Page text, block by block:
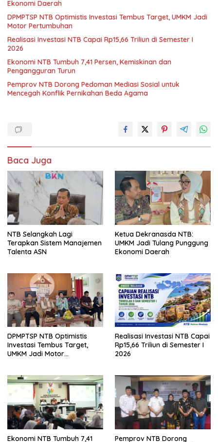
Ekonomi Daerah
DPMPTSP NTB Optimistis Investasi Tembus Target, UMKM Jadi
Motor Pertumbuhan
Realisasi Investasi NTB Capai Rp15,66 Triliun di Semester I
2026
Ekonomi NTB Tumbuh 7,41 Persen, Kemiskinan dan
Pengangguran Turun
Pemprov NTB Dorong Pedoman Mediasi Sosial untuk
Mencegah Konflik Pernikahan Beda Agama
Baca Juga
NTB Selangkah Lagi
Terapkan Sistem Manajemen
Talenta ASN
Ketua Dekranasda NTB:
UMKM Jadi Tulang Punggung
Ekonomi Daerah
DPMPTSP NTB Optimistis
Investasi Tembus Target,
UMKM Jadi Motor
Realisasi Investasi NTB Capai
Rp15,66 Triliun di Semester I
2026
Ekonomi NTB Tumbuh 7,41
Pemprov NTB Dorong